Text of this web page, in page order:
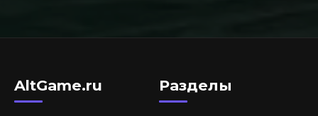
AltGame.ru Разделы